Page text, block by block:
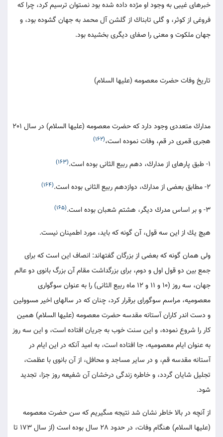
خبرهاى غيبى به وجود او مژده داده شده بود نمى‏توان ترسيم كرد، چرا كه
فروغى از كوثر، و گلى تابناك از گلشن آل محمد به جهان گشوده بود، و
جهان ملكوت و معنى را صفاى ديگرى بخشيده بود.
تاريخ وفات حضرت معصومه (عليها السلام)
مدارك متعددى وجود دارد كه حضرت معصومه (عليها السلام) در سال 201
هجرى قمرى در قم، وفات نموده است،(162)
1- طبق پاره‏اى از مدارك، دهم ربيع الثانى بوده است. (163)
2- مطابق بعضى از مدارك، دوازدهم ربيع الثانى بوده است. (164)
3- و بر اساس مدرك ديگر، هشتم شعبان بوده است. (165)
هيچ يك از اين سه قول، آن گونه كه بايد، مورد اطمينان نيست.
ولى همان گونه كه بعضى از بزرگان گفته‏اند: انصاف اين است كه براى
جمع بين دو قول اول و دوم، براى بزرگداشت مقام آن بزرگ بانوى دو عالم
جهان، سه روز (10 و 11 و 12 ماه ربيع الثانى) را به عنوان سوگوارى
معصوميه، مراسم سوگوراى برقرار كرد، چنان كه در سال‏هاى اخير مسوولين
و دست اندر كاران آستانه مقدسه حضرت معصومه (عليها السلام) همين
كار را شروع نموده، و اين سنت خوب به جريان افتاده است، و اين سه روز
به عنوان ايام معصوميه، جا افتاده است، به اميد آنكه در اين ايام در
آستانه مقدسه قم، و در ساير مساجد و محافل، از آن بانوى با عظمت،
تجليل شايان گردد، و خاطره زندگى درخشان آن شفيعه روز جزا، تجديد
شود.
از آنچه در بالا خاطر نشان شد نتيجه مى‏گيريم كه سن حضرت معصومه
(عليها السلام) هنگام وفات، در حدود 28 سال بوده است (از سال 173 تا